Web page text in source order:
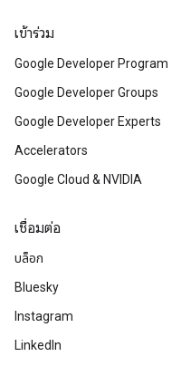
เข้าร่วม
Google Developer Program
Google Developer Groups
Google Developer Experts
Accelerators
Google Cloud & NVIDIA
เชื่อมต่อ
บล็อก
Bluesky
Instagram
LinkedIn